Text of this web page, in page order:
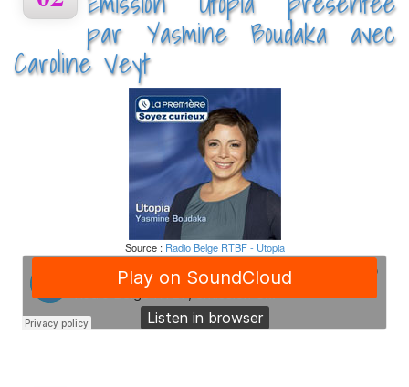
par Yasmine Boudaka avec
Caroline Veyt
Source : Radio Belge RTBF - Utopia